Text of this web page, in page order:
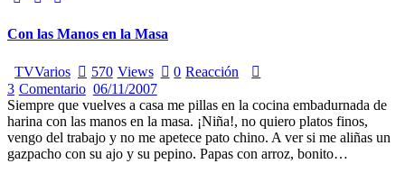
Con las Manos en la Masa
TVVarios 570 Views 0 Reacción
3 Comentario 06/11/2007
Siempre que vuelves a casa me pillas en la cocina embadurnada de
harina con las manos en la masa. ¡Niña!, no quiero platos finos,
vengo del trabajo y no me apetece pato chino. A ver si me aliñas un
gazpacho con su ajo y su pepino. Papas con arroz, bonito…